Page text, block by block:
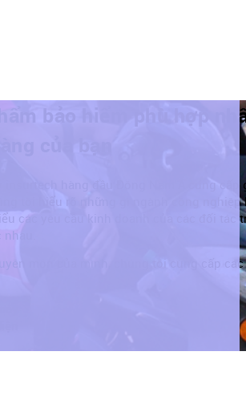
bảo hiểm phù hợp
insurtech hàng đầu Đông Nam Á cung cấp
tôi hiểu rõ những gì ngành công nghiệp
các yêu cầu kinh doanh của các đối tác
môn của mình, chúng tôi cung cấp